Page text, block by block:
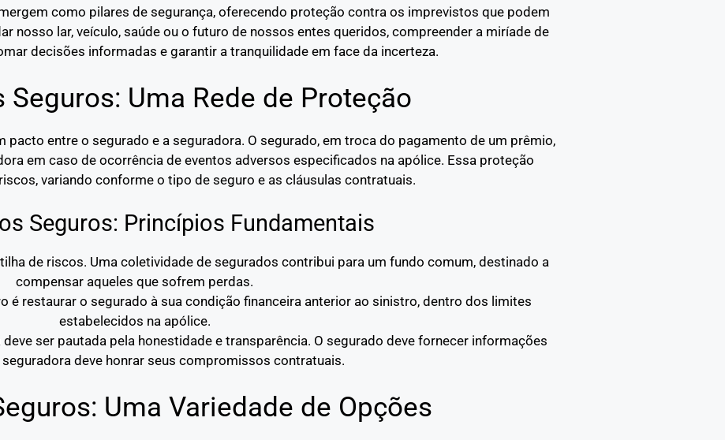
como pilares de segurança, oferecendo proteção contra os imprevistos que podem
nosso lar, veículo, saúde ou o futuro de nossos entes queridos, compreender a miríade de
decisões informadas e garantir a tranquilidade em face da incerteza.
Seguros: Uma Rede de Proteção
pacto entre o segurado e a seguradora. O segurado, em troca do pagamento de um prêmio,
em caso de ocorrência de eventos adversos especificados na apólice. Essa proteção
variando conforme o tipo de seguro e as cláusulas contratuais.
Seguros: Princípios Fundamentais
de riscos. Uma coletividade de segurados contribui para um fundo comum, destinado a
compensar aqueles que sofrem perdas.
é restaurar o segurado à sua condição financeira anterior ao sinistro, dentro dos limites
estabelecidos na apólice.
ser pautada pela honestidade e transparência. O segurado deve fornecer informações
seguradora deve honrar seus compromissos contratuais.
Uma Variedade de Opções